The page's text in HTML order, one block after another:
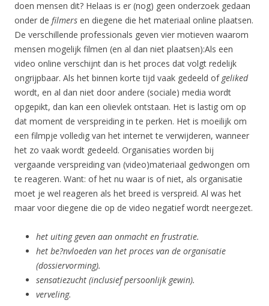
doen mensen dit? Helaas is er (nog) geen onderzoek gedaan
onder de filmers en diegene die het materiaal online plaatsen.
De verschillende professionals geven vier motieven waarom
mensen mogelijk filmen (en al dan niet plaatsen):Als een
video online verschijnt dan is het proces dat volgt redelijk
ongrijpbaar. Als het binnen korte tijd vaak gedeeld of geliked
wordt, en al dan niet door andere (sociale) media wordt
opgepikt, dan kan een olievlek ontstaan. Het is lastig om op
dat moment de verspreiding in te perken. Het is moeilijk om
een filmpje volledig van het internet te verwijderen, wanneer
het zo vaak wordt gedeeld. Organisaties worden bij
vergaande verspreiding van (video)materiaal gedwongen om
te reageren. Want: of het nu waar is of niet, als organisatie
moet je wel reageren als het breed is verspreid. Al was het
maar voor diegene die op de video negatief wordt neergezet.
het uiting geven aan onmacht en frustratie.
het be?nvloeden van het proces van de organisatie
(dossiervorming).
sensatiezucht (inclusief persoonlijk gewin).
verveling.